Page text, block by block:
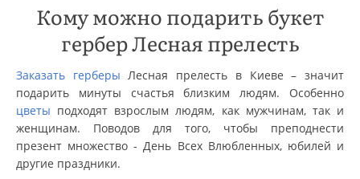
Кому можно подарить букет
гербер Лесная прелесть
Заказать герберы Лесная прелесть в Киеве – значит
подарить минуты счастья близким людям. Особенно
цветы подходят взрослым людям, как мужчинам, так и
женщинам. Поводов для того, чтобы преподнести
презент множество - День Всех Влюбленных, юбилей и
другие праздники.